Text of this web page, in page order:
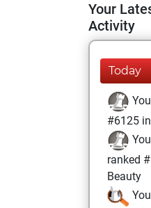
Your
Activity
Today
#6125
ranked
Beauty